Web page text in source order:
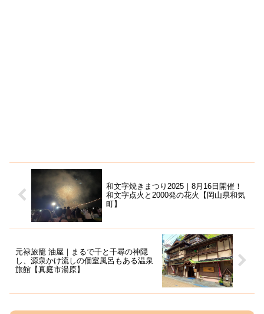
和文字焼きまつり2025｜8月16日開催！
和文字点火と2000発の花火【岡山県和気
町】
元禄旅籠 油屋｜まるで千と千尋の神隠
し、源泉かけ流しの個室風呂もある温泉
旅館【真庭市湯原】